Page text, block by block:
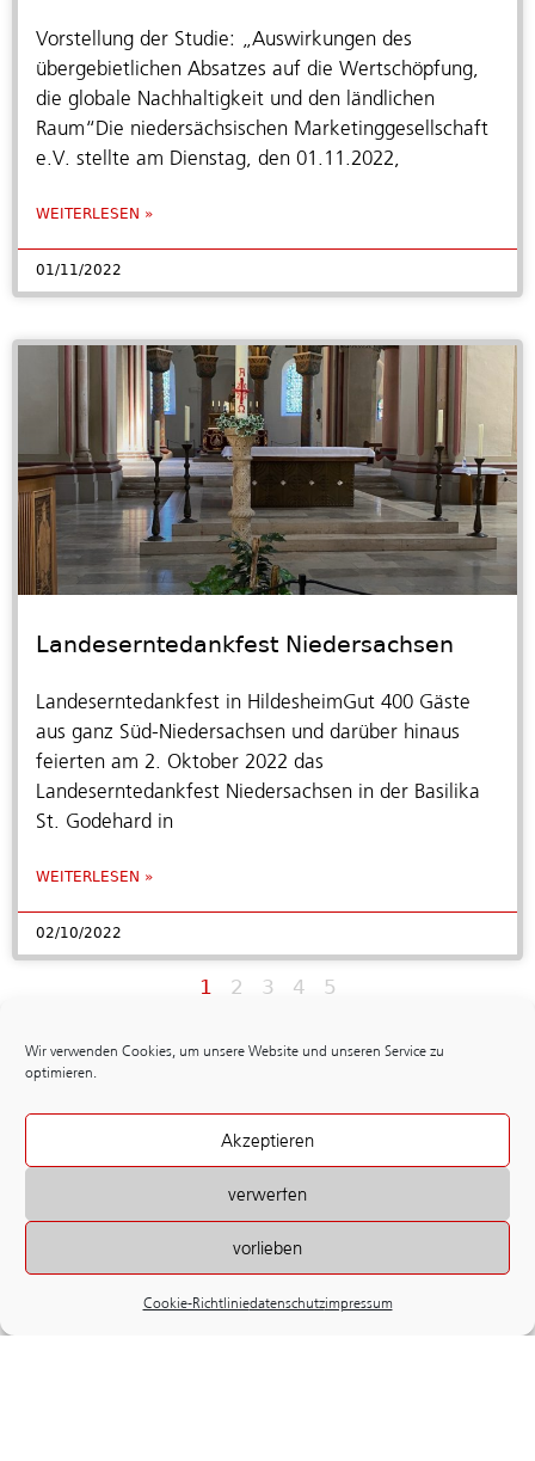
Wir verwenden Cookies, um unsere Website und unseren Service zu
optimieren.
Akzeptieren
verwerfen
vorlieben
Cookie-Richtliniedatenschutzimpressum
Vorstellung der Studie: „Auswirkungen des
übergebietlichen Absatzes auf die Wertschöpfung,
die globale Nachhaltigkeit und den ländlichen
Raum“Die niedersächsischen Marketinggesellschaft
e.V. stellte am Dienstag, den 01.11.2022,
WEITERLESEN »
01/11/2022
Landeserntedankfest Niedersachsen
Landeserntedankfest in HildesheimGut 400 Gäste
aus ganz Süd-Niedersachsen und darüber hinaus
feierten am 2. Oktober 2022 das
Landeserntedankfest Niedersachsen in der Basilika
St. Godehard in
WEITERLESEN »
02/10/2022
1 2 3 4 5